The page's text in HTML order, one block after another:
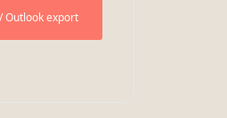
Outlook export